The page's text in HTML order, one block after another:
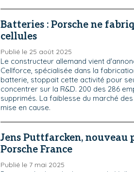
Batteries : Porsche ne
cellules
Publié le 25 août 2025
Le constructeur allemand vient
Cellforce, spécialisée dans la
batterie, stoppait cette activité pour
concentrer sur la R&D. 200 des 286
supprimés. La faiblesse du marché
mise en cause.
Jens Puttfarcken, nouveau
Porsche France
Publié le 7 mai 2025